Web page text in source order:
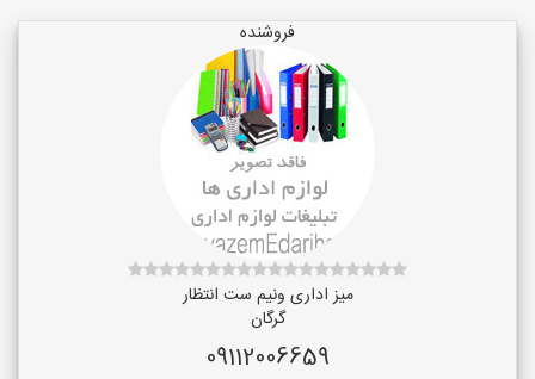
فروشنده
میز اداری ونیم ست انتظار
گرگان
09112006659